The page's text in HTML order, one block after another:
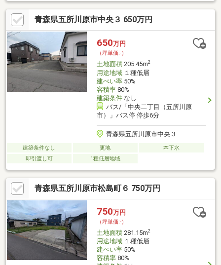
青森県五所川原市中央３ 650万円
650万円
（坪単価:-）
土地面積205.45m2
用途地域１種低層
建ぺい率50%
容積率80%
建築条件なし
バス/「中央二丁目（五所川原
市）」バス停 停歩6分
青森県五所川原市中央３
建築条件なし 更地
本下水
即引渡し可
1種低層地域
青森県五所川原市松島町６ 750万円
750万円
（坪単価:-）
土地面積281.15m2
用途地域１種低層
建ぺい率50%
容積率80%